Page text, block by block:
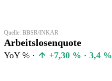
Quelle: BBSR/INKAR
Arbeitslosenquote
YoY % · +7,30 % · 3,4 %